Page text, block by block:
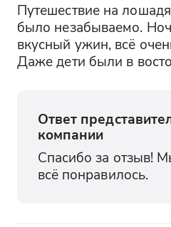
Путешествие на
было незабываемо.
вкусный ужин, всё
Даже дети были в
Ответ
компании
Спасибо за отзыв!
всё понравилось.